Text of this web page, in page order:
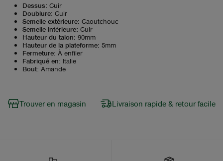
Dessus: Cuir
Doublure: Cuir
Semelle extérieure: Caoutchouc
Semelle intérieure: Cuir
Hauteur du talon: 90mm
Hauteur de la plateforme: 5mm
Fermeture: À enfiler
Fabriqué en: Italie
Bout: Amande
Trouver en magasin Livraison rapide & retour facile